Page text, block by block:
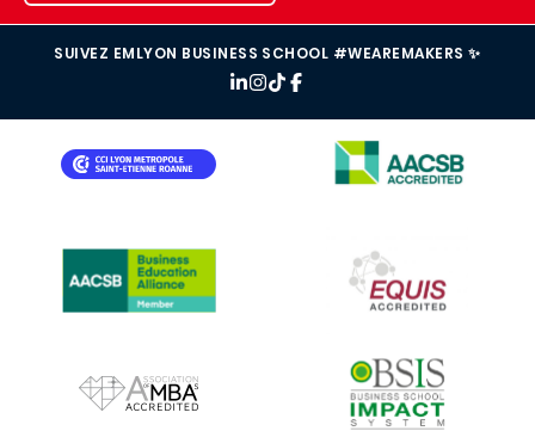
SUIVEZ EMLYON BUSINESS SCHOOL #WEAREMAKERS ✨
IMAGE
IMAGE
IMAGE